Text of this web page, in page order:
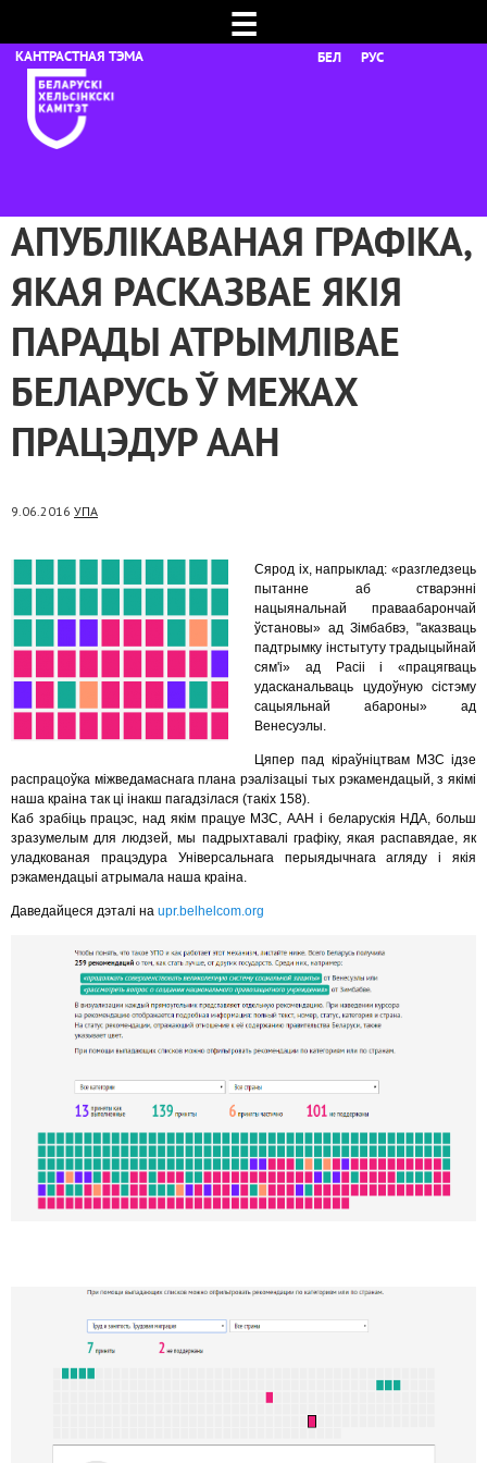
☰
БЕЛ РУС
АПУБЛІКАВАНАЯ ГРАФІКА,
ЯКАЯ РАСКАЗВАЕ ЯКІЯ
ПАРАДЫ АТРЫМЛІВАЕ
БЕЛАРУСЬ Ў МЕЖАХ
ПРАЦЭДУР ААН
9.06.2016 УПА
Сярод іх, напрыклад: «разгледзець
пытанне аб стварэнні
нацыянальнай праваабарончай
ўстановы» ад Зімбабвэ, "аказваць
падтрымку інстытуту традыцыйнай
сям'і» ад Расіі і «працягваць
удасканальваць цудоўную сістэму
сацыяльнай абароны» ад
Венесуэлы.
Цяпер пад кіраўніцтвам МЗС ідзе
распрацоўка міжведамаснага плана рэалізацыі тых рэкамендацый, з якімі
наша краіна так ці інакш пагадзілася (такіх 158).
Каб зрабіць працэс, над якім працуе МЗС, ААН і беларускія НДА, больш
зразумелым для людзей, мы падрыхтавалі графіку, якая распавядае, як
уладкованая працэдура Універсальнага перыядычнага агляду і якія
рэкамендацыі атрымала наша краіна.
Даведайцеся дэталі на upr.belhelcom.org